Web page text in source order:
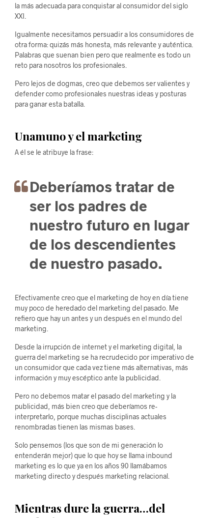
la más adecuada para conquistar al consumidor del siglo
XXI.
Igualmente necesitamos persuadir a los consumidores de
otra forma: quizás más honesta, más relevante y auténtica.
Palabras que suenan bien pero que realmente es todo un
reto para nosotros los profesionales.
Pero lejos de dogmas, creo que debemos ser valientes y
defender como profesionales nuestras ideas y posturas
para ganar esta batalla.
Unamuno y el marketing
A él se le atribuye la frase:
Deberíamos tratar de
ser los padres de
nuestro futuro en lugar
de los descendientes
de nuestro pasado.
Efectivamente creo que el marketing de hoy en día tiene
muy poco de heredado del marketing del pasado. Me
refiero que hay un antes y un después en el mundo del
marketing.
Desde la irrupción de internet y el marketing digital, la
guerra del marketing se ha recrudecido por imperativo de
un consumidor que cada vez tiene más alternativas, más
información y muy escéptico ante la publicidad.
Pero no debemos matar el pasado del marketing y la
publicidad, más bien creo que deberíamos re-
interpretarlo, porque muchas disciplinas actuales
renombradas tienen las mismas bases.
Solo pensemos (los que son de mi generación lo
entenderán mejor) que lo que hoy se llama inbound
marketing es lo que ya en los años 90 llamábamos
marketing directo y después marketing relacional.
Mientras dure la guerra…del